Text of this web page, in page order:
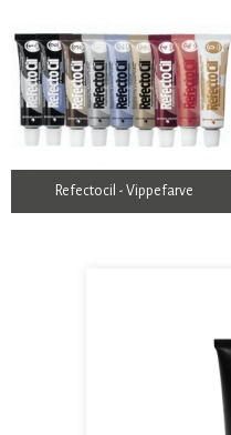
Refectocil - Vippefarve